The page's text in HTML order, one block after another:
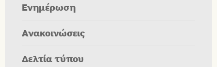
Ενημέρωση
Ανακοινώσεις
Δελτία τύπου